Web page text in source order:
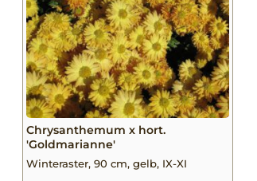
Chrysanthemum x hort.
'Goldmarianne'
Winteraster, 90 cm, gelb, IX-XI